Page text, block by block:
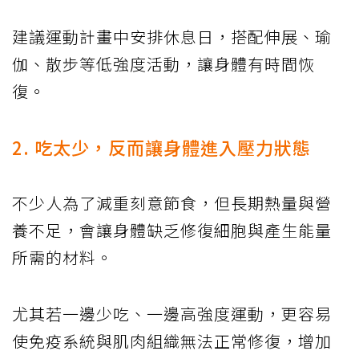
建議運動計畫中安排休息日，搭配伸展、瑜
伽、散步等低強度活動，讓身體有時間恢
復。
2. 吃太少，反而讓身體進入壓力狀態
不少人為了減重刻意節食，但長期熱量與營
養不足，會讓身體缺乏修復細胞與產生能量
所需的材料。
尤其若一邊少吃、一邊高強度運動，更容易
使免疫系統與肌肉組織無法正常修復，增加